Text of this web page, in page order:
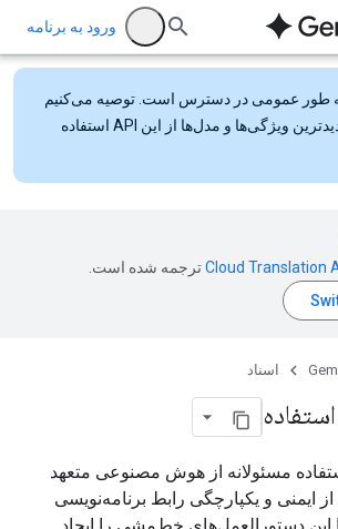
ورود به برنامه
طور عمومی در دسترس است. توصیه می‌کنیم
برای دسترسی به جدیدترین ویژگی‌ها و مدل‌ها از این API استفاده
ترجمه شده است.
اسناد
مسئولانه از هوش مصنوعی متعهد
ایمنی و یکپارچگی رابط برنامه‌نویسی